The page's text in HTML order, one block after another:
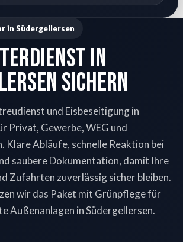
in Südergellersen
in
sichern
und Eisbeseitigung in
Privat, Gewerbe, WEG und
Klare Abläufe, schnelle Reaktion bei
saubere Dokumentation, damit Ihre
Zufahrten zuverlässig sicher bleiben.
wir das Paket mit Grünpflege für
Außenanlagen in Südergellersen.